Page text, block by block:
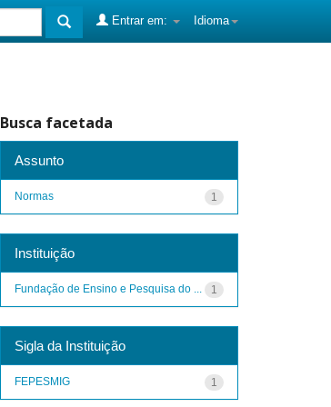
Idioma
Entrar em:
Busca facetada
Assunto
1
Normas
Instituição
1
Fundação de Ensino e Pesquisa do ...
Sigla da Instituição
1
FEPESMIG